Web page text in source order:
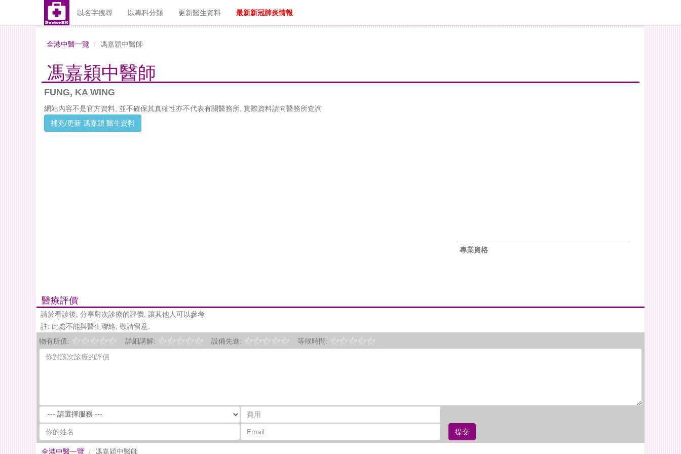
以名字搜尋 以專科分類 更新醫生資料 最新新冠肺炎情報
全港中醫一覽 馮嘉穎中醫師
馮嘉穎中醫師
FUNG, KA WING
網站內容不是官方資料, 並不確保其真確性亦不代表有關醫務所, 實際資料請向醫務所查詢
補充/更新 馮嘉穎 醫生資料
專業資格
醫療評價
請於看診後, 分享對次診療的評價, 讓其他人可以參考
註: 此處不能與醫生聯絡, 敬請留意.
物有所值:
詳細講解: 設備先進: 等候時間:
提交
全港中醫一覽 馮嘉穎中醫師